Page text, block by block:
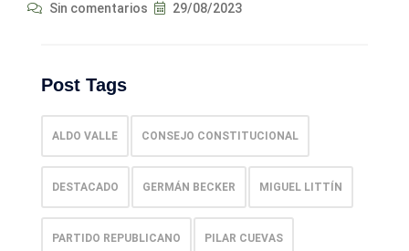
Sin comentarios 29/08/2023
Post Tags
ALDO VALLE CONSEJO CONSTITUCIONAL
DESTACADO GERMÁN BECKER MIGUEL LITTÍN
PARTIDO REPUBLICANO PILAR CUEVAS